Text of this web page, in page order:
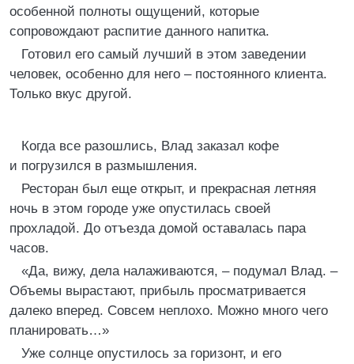
особенной полноты ощущений, которые
сопровождают распитие данного напитка.
Готовил его самый лучший в этом заведении
человек, особенно для него – постоянного клиента.
Только вкус другой.
Когда все разошлись, Влад заказал кофе
и погрузился в размышления.
Ресторан был еще открыт, и прекрасная летняя
ночь в этом городе уже опустилась своей
прохладой. До отъезда домой оставалась пара
часов.
«Да, вижу, дела налаживаются, – подумал Влад. –
Объемы вырастают, прибыль просматривается
далеко вперед. Совсем неплохо. Можно много чего
планировать…»
Уже солнце опустилось за горизонт, и его